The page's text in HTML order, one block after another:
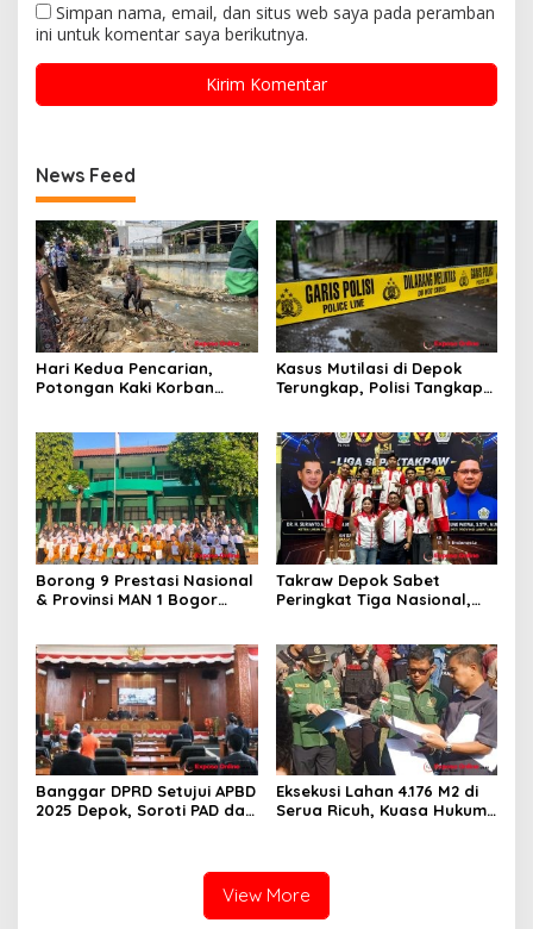
Simpan nama, email, dan situs web saya pada peramban
ini untuk komentar saya berikutnya.
News Feed
Hari Kedua Pencarian,
Potongan Kaki Korban
Kasus Mutilasi di Depok
Terungkap, Polisi Tangkap
Borong 9 Prestasi Nasional
& Provinsi MAN 1 Bogor
Takraw Depok Sabet
Peringkat Tiga Nasional,
Banggar DPRD Setujui APBD
2025 Depok, Soroti PAD dan
Eksekusi Lahan 4.176 M2 di
Serua Ricuh, Kuasa Hukum
View More